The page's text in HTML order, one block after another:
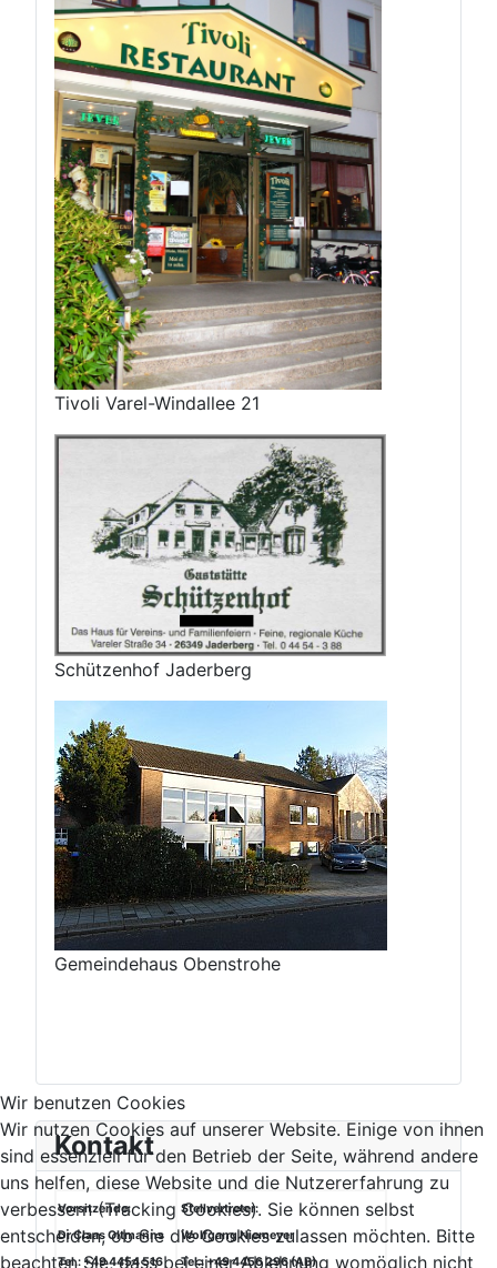
Kontakt
Vorsitzende:
Dr Claas Oltmanns
Tel.: +49 4454 516
Stellvertreter:
Wolfgang Niemeyer
Tel.: +49 4456 296 (AB)
Tivoli Varel-Windallee 21
Schützenhof Jaderberg
Gemeindehaus Obenstrohe
Wir benutzen Cookies
Wir nutzen Cookies auf unserer Website. Einige von ihnen
sind essenziell für den Betrieb der Seite, während andere
uns helfen, diese Website und die Nutzererfahrung zu
verbessern (Tracking Cookies). Sie können selbst
entscheiden, ob Sie die Cookies zulassen möchten. Bitte
beachten Sie, dass bei einer Ablehnung womöglich nicht